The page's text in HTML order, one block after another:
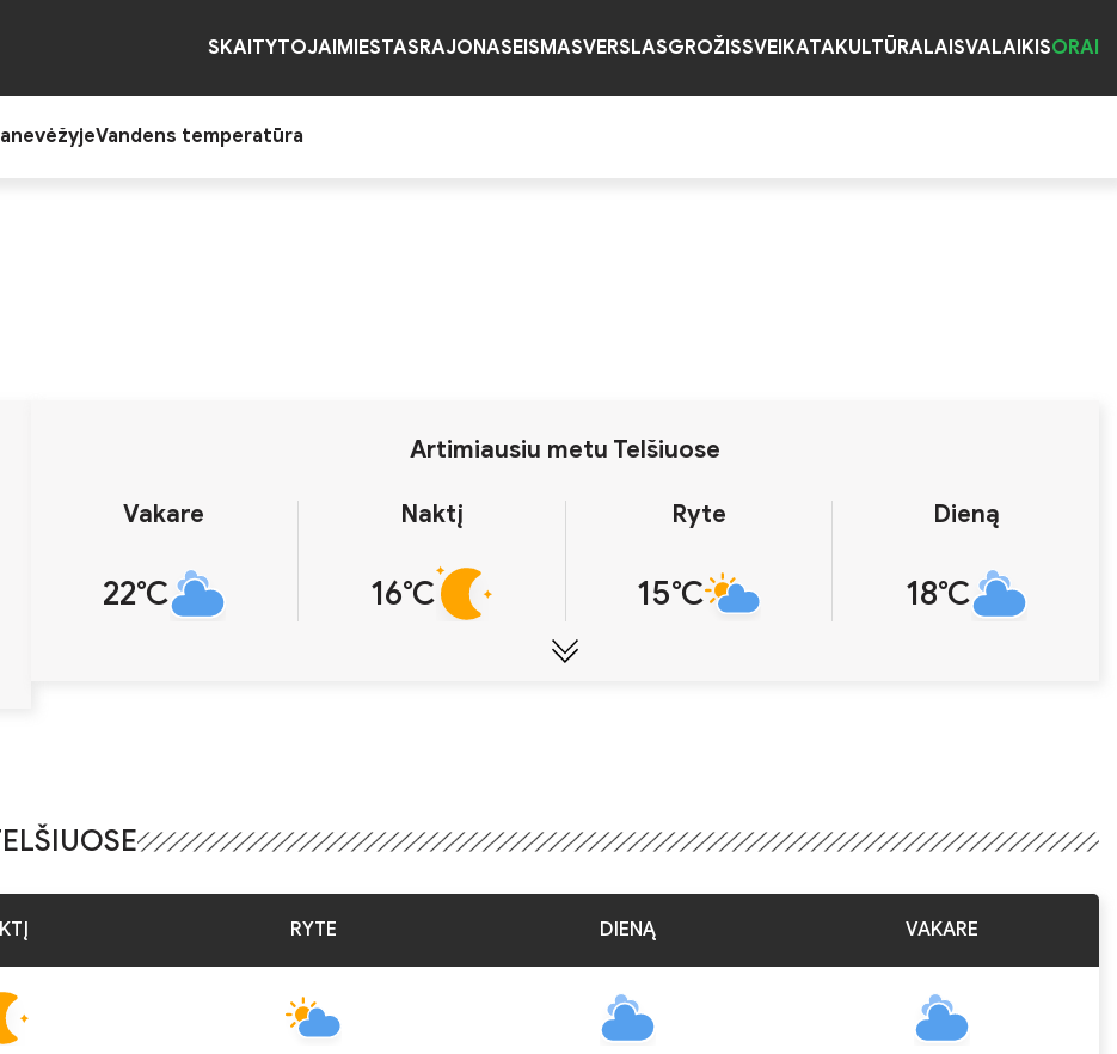
SKAITYTOJAIMIESTASRAJONASEISMASVERSLASGROŽISSVEIKATAKULTŪRALAISVALAIKISORAI
Vandens temperatūra
Artimiausiu metu Telšiuose
Vakare
22℃
Naktį
16℃
Ryte
15℃
Dieną
18℃
RYTE DIENĄ VAKARE